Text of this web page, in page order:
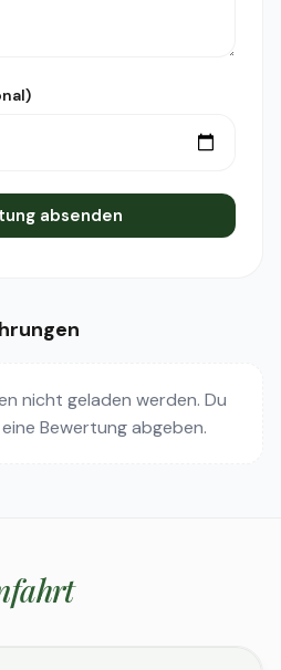
absenden
nicht geladen werden. Du
Bewertung abgeben.